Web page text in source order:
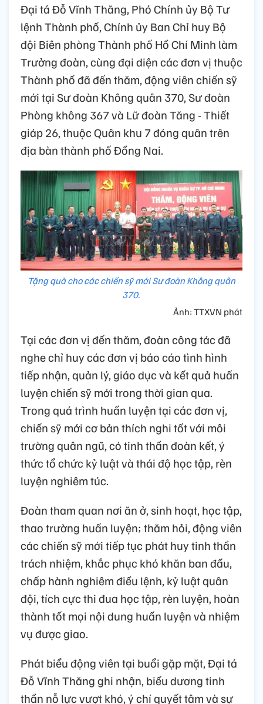
Đại tá Đỗ Vĩnh Thăng, Phó Chính ủy Bộ Tư
lệnh Thành phố, Chính ủy Ban Chỉ huy Bộ
đội Biên phòng Thành phố Hồ Chí Minh làm
Trưởng đoàn, cùng đại diện các đơn vị thuộc
Thành phố đã đến thăm, động viên chiến sỹ
mới tại Sư đoàn Không quân 370, Sư đoàn
Phòng không 367 và Lữ đoàn Tăng - Thiết
giáp 26, thuộc Quân khu 7 đóng quân trên
địa bàn thành phố Đồng Nai.
Tặng quà cho các chiến sỹ mới Sư đoàn Không quân
370.
Ảnh: TTXVN phát
Tại các đơn vị đến thăm, đoàn công tác đã
nghe chỉ huy các đơn vị báo cáo tình hình
tiếp nhận, quản lý, giáo dục và kết quả huấn
luyện chiến sỹ mới trong thời gian qua.
Trong quá trình huấn luyện tại các đơn vị,
chiến sỹ mới cơ bản thích nghi tốt với môi
trường quân ngũ, có tinh thần đoàn kết, ý
thức tổ chức kỷ luật và thái độ học tập, rèn
luyện nghiêm túc.
Đoàn tham quan nơi ăn ở, sinh hoạt, học tập,
thao trường huấn luyện; thăm hỏi, động viên
các chiến sỹ mới tiếp tục phát huy tinh thần
trách nhiệm, khắc phục khó khăn ban đầu,
chấp hành nghiêm điều lệnh, kỷ luật quân
đội, tích cực thi đua học tập, rèn luyện, hoàn
thành tốt mọi nội dung huấn luyện và nhiệm
vụ được giao.
Phát biểu động viên tại buổi gặp mặt, Đại tá
Đỗ Vĩnh Thăng ghi nhận, biểu dương tinh
thần nỗ lực vượt khó, ý chí quyết tâm và sự